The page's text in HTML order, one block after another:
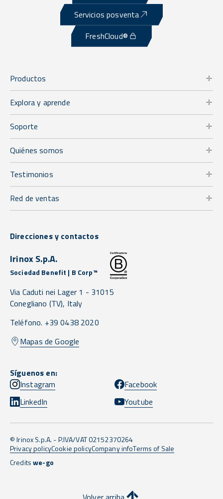
Servicios posventa
FreshCloud®
Productos
Explora y aprende
Soporte
Quiénes somos
Testimonios
Red de ventas
Direcciones y contactos
Irinox S.p.A.
Sociedad Benefit | B Corp™
Via Caduti nei Lager 1 - 31015
Conegliano (TV), Italy
Teléfono. +39 0438 2020
Mapas de Google
Síguenos en:
Instagram
Facebook
LinkedIn
Youtube
© Irinox S.p.A. - P.IVA/VAT 02152370264
Privacy policyCookie policyCompany infoTerms of Sale
Creditswe-go